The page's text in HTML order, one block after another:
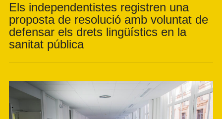
Els independentistes registren una
proposta de resolució amb voluntat de
defensar els drets lingüístics en la
sanitat pública